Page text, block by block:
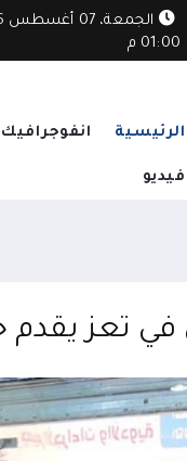
01:00 م
الرئيسية انفوجرافيك
فيديو
يقدم